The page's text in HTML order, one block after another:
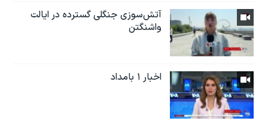
آتش‌سوزی جنگلی گسترده در ایالت
واشنگتن
اخبار ۱ بامداد